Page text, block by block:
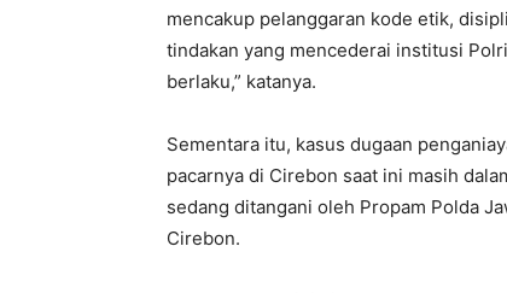
mencakup pelanggaran kode etik,
tindakan yang mencederai institusi
berlaku,” katanya.
Sementara itu, kasus dugaan
pacarnya di Cirebon saat ini masih
sedang ditangani oleh Propam Polda
Cirebon.